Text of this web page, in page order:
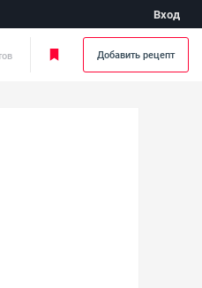
Вход
Добавить рецепт